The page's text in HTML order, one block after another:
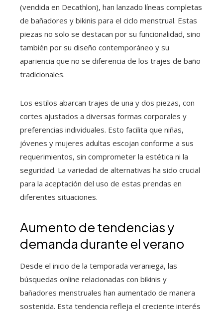
(vendida en Decathlon), han lanzado líneas completas
de bañadores y bikinis para el ciclo menstrual. Estas
piezas no solo se destacan por su funcionalidad, sino
también por su diseño contemporáneo y su
apariencia que no se diferencia de los trajes de baño
tradicionales.
Los estilos abarcan trajes de una y dos piezas, con
cortes ajustados a diversas formas corporales y
preferencias individuales. Esto facilita que niñas,
jóvenes y mujeres adultas escojan conforme a sus
requerimientos, sin comprometer la estética ni la
seguridad. La variedad de alternativas ha sido crucial
para la aceptación del uso de estas prendas en
diferentes situaciones.
Aumento de tendencias y
demanda durante el verano
Desde el inicio de la temporada veraniega, las
búsquedas online relacionadas con bikinis y
bañadores menstruales han aumentado de manera
sostenida. Esta tendencia refleja el creciente interés